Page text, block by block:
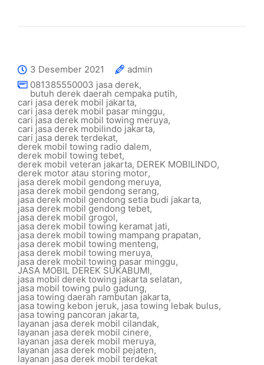
3 Desember 2021
admin
081385550003 jasa derek,
butuh derek daerah cempaka putih,
cari jasa derek mobil jakarta,
cari jasa derek mobil pasar minggu,
cari jasa derek mobil towing meruya,
cari jasa derek mobilindo jakarta,
cari jasa derek terdekat,
derek mobil towing radio dalem,
derek mobil towing tebet,
derek mobil veteran jakarta, DEREK MOBILINDO,
derek motor atau storing motor,
jasa derek mobil gendong meruya,
jasa derek mobil gendong serang,
jasa derek mobil gendong setia budi jakarta,
jasa derek mobil gendong tebet,
jasa derek mobil grogol,
jasa derek mobil towing keramat jati,
jasa derek mobil towing mampang prapatan,
jasa derek mobil towing menteng,
jasa derek mobil towing meruya,
jasa derek mobil towing pasar minggu,
JASA MOBIL DEREK SUKABUMI,
jasa mobil derek towing jakarta selatan,
jasa mobil towing pulo gadung,
jasa towing daerah rambutan jakarta,
jasa towing kebon jeruk, jasa towing lebak bulus,
jasa towing pancoran jakarta,
layanan jasa derek mobil cilandak,
layanan jasa derek mobil cinere,
layanan jasa derek mobil meruya,
layanan jasa derek mobil pejaten,
layanan jasa derek mobil terdekat